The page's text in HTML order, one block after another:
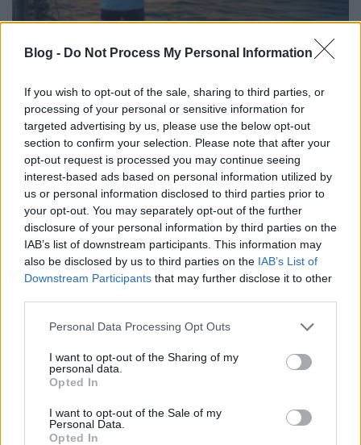
Blog - Do Not Process My Personal Information
If you wish to opt-out of the sale, sharing to third parties, or
processing of your personal or sensitive information for
targeted advertising by us, please use the below opt-out
section to confirm your selection. Please note that after your
opt-out request is processed you may continue seeing
interest-based ads based on personal information utilized by
us or personal information disclosed to third parties prior to
your opt-out. You may separately opt-out of the further
disclosure of your personal information by third parties on the
IAB’s list of downstream participants. This information may
also be disclosed by us to third parties on the IAB’s List of
Downstream Participants that may further disclose it to other
Please note that this website/app uses one or more Google
not limited to your visit or usage behaviour. You may click to
grant or deny consent to Google and its third-party tags to
use your data for below specified purposes in below Google
consent section.
Personal Data Processing Opt Outs
I want to opt-out of the Sharing of my
personal data.
Opted In
I want to opt-out of the Sale of my
Personal Data.
Opted In
Végzetes Kékszalag (2025)
Jó krimi
FilmBaráth •2025. október 27.
Jó krimi. Sokáig ellenálltam a Szlavicsek-mániának,
aztán elolvastam a Doszpot nyomoz-t, és beadtam a
derekam. Az írónő nagyon jól ír, ezért annak ellenére
is kíváncsi voltam az új könyvére, hogy nem vagyok
egy nagy krimifogyasztó, mivel általában már az
elején rá szoktam jönni, hogy ki a gyilkos,…